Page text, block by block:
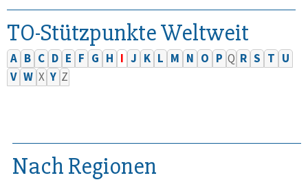
TO-Stützpunkte Weltweit
A B C D E F G H I J K L M N O P Q R S T U
V W X Y Z
Nach Regionen